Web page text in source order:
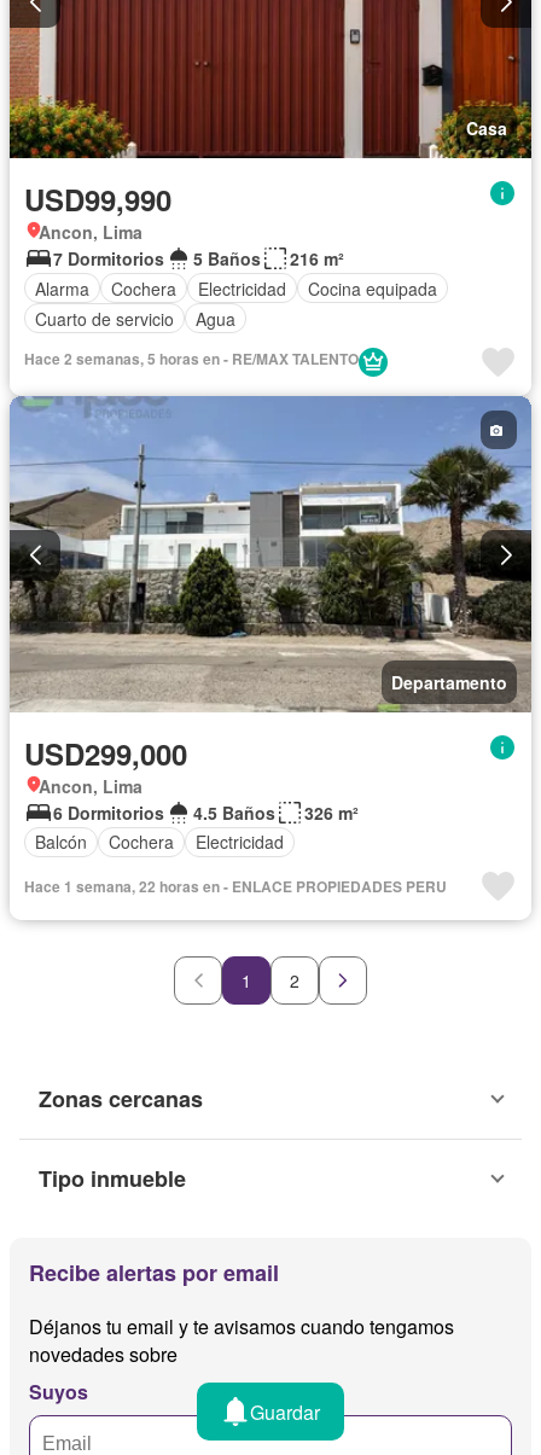
Casa
USD99,990
Ancon, Lima
7 Dormitorios
5 Baños
216 m²
Alarma
Cochera Electricidad
Cocina equipada
Cuarto de servicio
Agua
Hace 2 semanas, 5 horas en - RE/MAX TALENTO
Departamento
USD299,000
Ancon, Lima
6 Dormitorios
4.5 Baños
326 m²
Balcón
Cochera Electricidad
Hace 1 semana, 22 horas en - ENLACE PROPIEDADES PERU
1 2
Zonas cercanas
Tipo inmueble
Recibe alertas por email
Déjanos tu email y te avisamos cuando tengamos
novedades sobre
Suyos
Guardar